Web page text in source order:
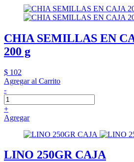
CHIA SEMILLAS EN
200 g
$ 102
Agregar al Carrito
-
+
Agregar
LINO 250GR CAJA